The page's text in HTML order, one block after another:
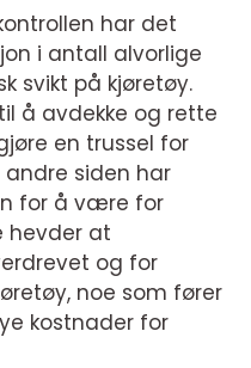
har det
i antall alvorlige
svikt på kjøretøy.
å avdekke og rette
en trussel for
andre siden har
for å være for
hevder at
og for
noe som fører
kostnader for